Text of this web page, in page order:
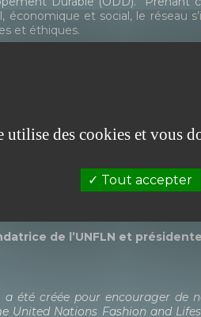
économique et social, le réseau
et éthiques.
collaborative créée par le
des affaires économiques et
industriel (ONUDI).
et du lifestyle se trouvent à
culturelle. L’initiative
Network de promouvoir
des récits
de l’UNFLN et
a été créée pour encourager de
United Nations Fashion and
utilise des cookies et vous
Tout accepter